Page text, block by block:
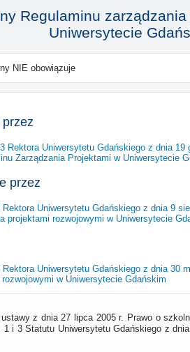
Regulaminu
Uniwersytecie
NIE obowiązuje
przez
Rektora Uniwersytetu Gdańskiego z dnia 19
Zarządzania Projektami w Uniwersytecie
przez
Uniwersytetu Gdańskiego z dnia 9
projektami rozwojowymi w Uniwersytecie
Uniwersytetu Gdańskiego z dnia 30
w Uniwersytecie Gdańskim
z dnia 27 lipca 2005 r. Prawo o
i 3 Statutu Uniwersytetu Gdańskiego z